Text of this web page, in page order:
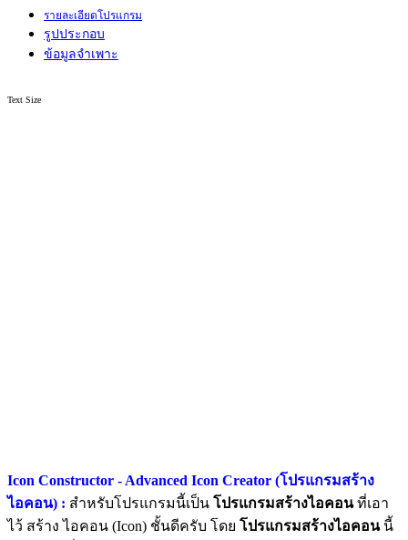
รายละเอียดโปรแกรม
รูปประกอบ
ข้อมูลจำเพาะ
Text Size
Icon Constructor - Advanced Icon Creator (โปรแกรมสร้าง
ไอคอน) : สำหรับโปรแกรมนี้เป็น โปรแกรมสร้างไอคอนที่เอา
ไว้ สร้าง ไอคอน (Icon) ชั้นดีครับ โดย โปรแกรมสร้างไอคอน นี้